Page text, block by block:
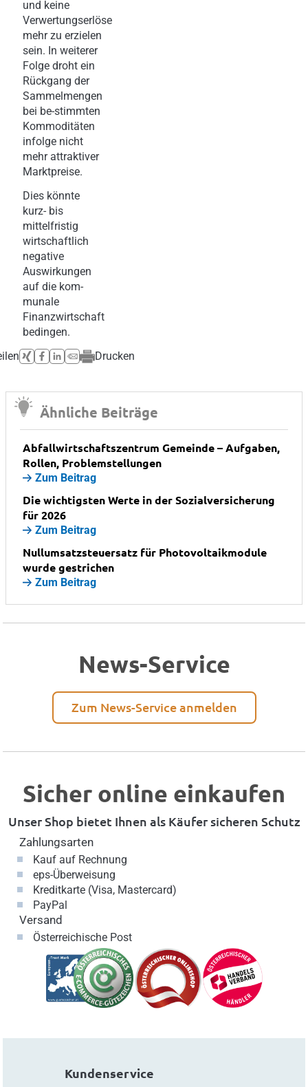
und keine
Verwertungserlöse
mehr zu erzielen
sein. In weiterer
Folge droht ein
Rückgang der
Sammelmengen
bei be-stimmten
Kommoditäten
infolge nicht
mehr attraktiver
Marktpreise.
Dies könnte
kurz- bis
mittelfristig
wirtschaftlich
negative
Auswirkungen
auf die kom-
munale
Finanzwirtschaft
bedingen.
Drucken
Ähnliche Beiträge
Abfallwirtschaftszentrum Gemeinde – Aufgaben,
Rollen, Problemstellungen
Zum Beitrag
Die wichtigsten Werte in der Sozialversicherung
für 2026
Zum Beitrag
Nullumsatzsteuersatz für Photovoltaikmodule
wurde gestrichen
Zum Beitrag
News-Service
Zum News-Service anmelden
Sicher online einkaufen
Unser Shop bietet Ihnen als Käufer sicheren Schutz
Zahlungsarten
Kauf auf Rechnung
eps-Überweisung
Kreditkarte (Visa, Mastercard)
PayPal
Versand
Österreichische Post
Kundenservice